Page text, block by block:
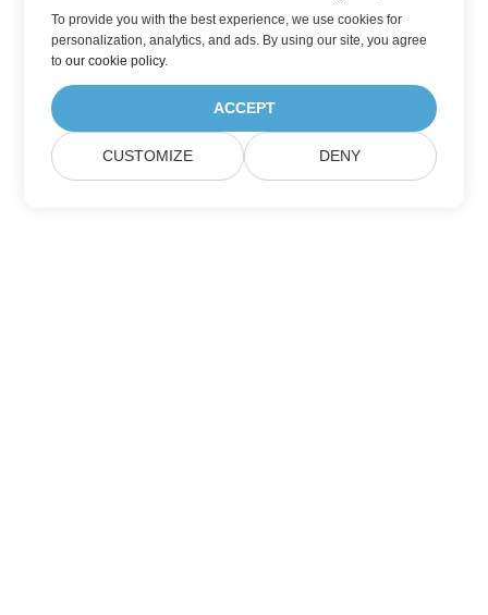
To provide you with the best experience, we use cookies for
personalization, analytics, and ads. By using our site, you agree
toour cookie policy.
ACCEPT
CUSTOMIZE DENY